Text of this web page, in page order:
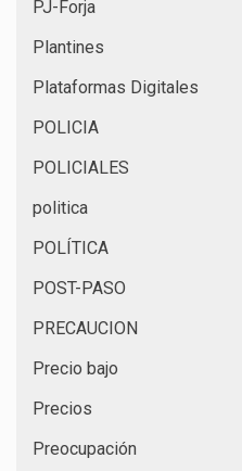
PJ-Forja
Plantines
Plataformas Digitales
POLICIA
POLICIALES
politica
POLÍTICA
POST-PASO
PRECAUCION
Precio bajo
Precios
Preocupación